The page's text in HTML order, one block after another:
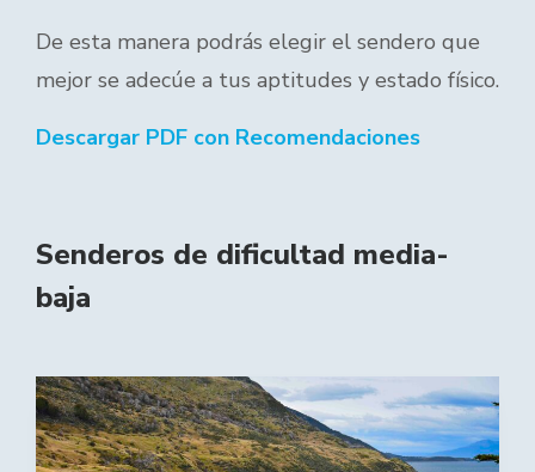
De esta manera podrás elegir el sendero que
mejor se adecúe a tus aptitudes y estado físico.
Descargar PDF con Recomendaciones
Senderos de dificultad media-
baja